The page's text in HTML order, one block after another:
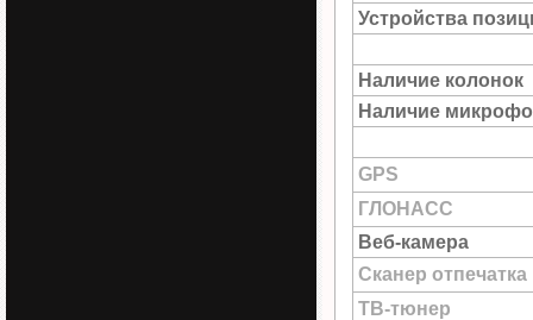
Устройства
Наличие колонок
Наличие
GPS
ГЛОНАСС
Веб-камера
Сканер
ТВ-тюнер